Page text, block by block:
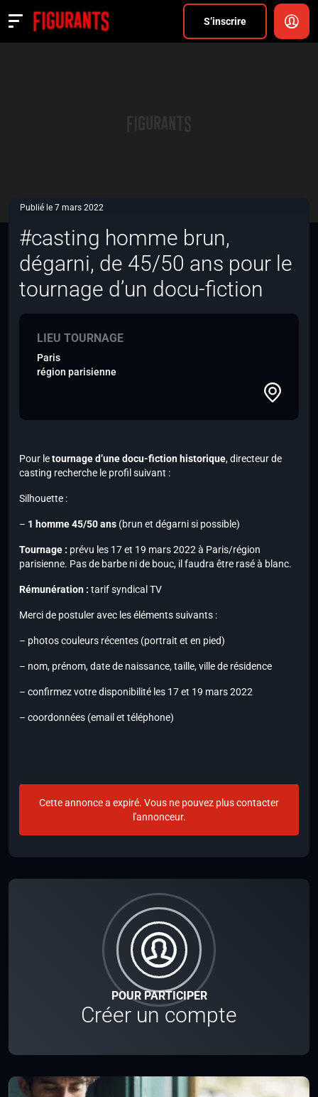
S’inscrire
Actualités
POUR PARTICIPER
Créer un compte
Publié le 7 mars 2022
#casting homme brun,
dégarni, de 45/50 ans pour le
tournage d’un docu-fiction
LIEU TOURNAGE
Paris
région parisienne
Pour letournage d’une docu-fiction historique, directeur de
casting recherche le profil suivant :
Silhouette :
– 1 homme 45/50 ans (brun et dégarni si possible)
Tournage : prévu les 17 et 19 mars 2022 à Paris/région
parisienne. Pas de barbe ni de bouc, il faudra être rasé à blanc.
Rémunération : tarif syndical TV
Merci de postuler avec les éléments suivants :
– photos couleurs récentes (portrait et en pied)
– nom, prénom, date de naissance, taille, ville de résidence
– confirmez votre disponibilité les 17 et 19 mars 2022
– coordonnées (email et téléphone)
Cette annonce a expiré. Vous ne pouvez plus contacter
l'annonceur.